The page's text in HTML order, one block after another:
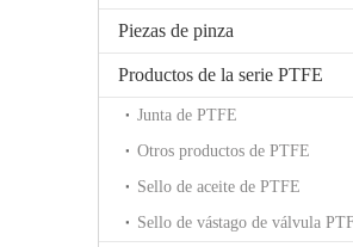
Piezas de pinza
Productos de la serie PTFE
Junta de PTFE
Otros productos de PTFE
Sello de aceite de PTFE
Sello de vástago de válvula